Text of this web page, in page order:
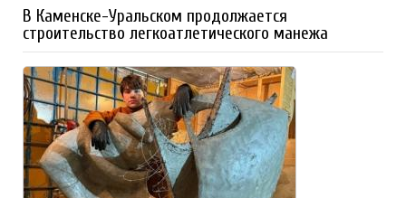
В Каменске-Уральском продолжается
строительство легкоатлетического манежа